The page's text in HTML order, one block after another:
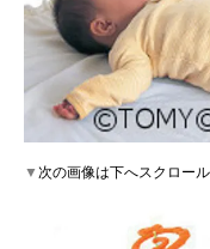
▼次の画像は下へスクロー